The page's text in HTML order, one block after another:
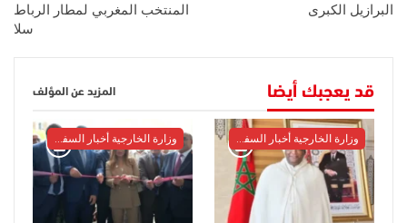
البرازيل الكبرى
المنتخب المغربي لمطار الرباط
سلا
قد يعجبك أيضا المزيد عن المؤلف